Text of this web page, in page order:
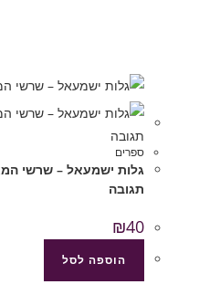
ספרים
גלות ישמעאל – שרשי
תגובה
₪40
הוספה לסל